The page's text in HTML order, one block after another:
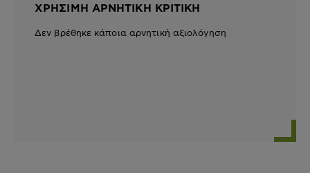
ΧΡΉΣΙΜΗ ΑΡΝΗΤΙΚΉ ΚΡΙΤΙΚΉ
Δεν βρέθηκε κάποια αρνητική αξιολόγηση